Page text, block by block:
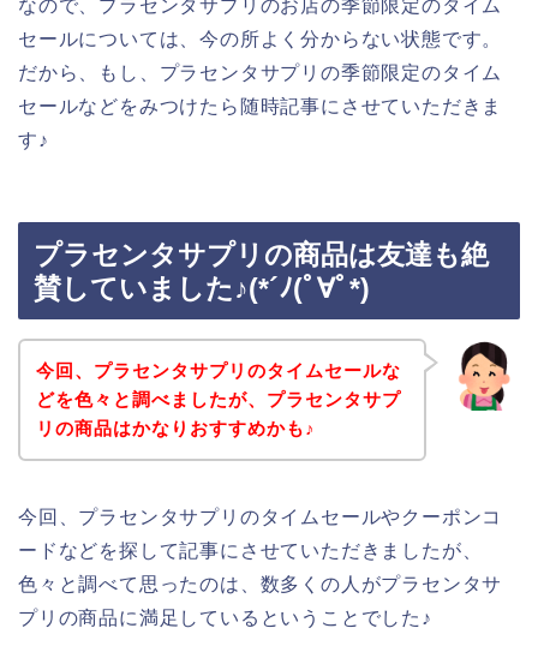
なので、プラセンタサプリのお店の季節限定のタイム
セールについては、今の所よく分からない状態です。
だから、もし、プラセンタサプリの季節限定のタイム
セールなどをみつけたら随時記事にさせていただきま
す♪
プラセンタサプリの商品は友達も絶
賛していました♪(*´ﾉ(ﾟ∀ﾟ*)
今回、プラセンタサプリのタイムセールな
どを色々と調べましたが、プラセンタサプ
リの商品はかなりおすすめかも♪
今回、プラセンタサプリのタイムセールやクーポンコ
ードなどを探して記事にさせていただきましたが、
色々と調べて思ったのは、数多くの人がプラセンタサ
プリの商品に満足しているということでした♪